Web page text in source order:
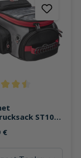
5 Sternen Bewertung
ST10
€